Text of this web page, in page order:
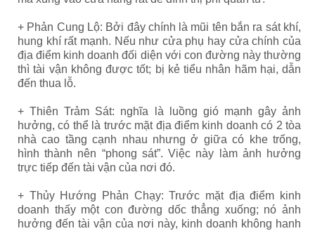
+ Phản Cung Lộ: Bởi đây chính là mũi tên bắn ra sát khí,
hung khí rất mạnh. Nếu như cửa phụ hay cửa chính của
địa điểm kinh doanh đối diện với con đường này thường
thì tài vận không được tốt; bị kẻ tiểu nhân hãm hại, dẫn
đến thua lỗ.
+ Thiên Trảm Sát: nghĩa là luồng gió mạnh gây ảnh
hưởng, có thể là trước mặt địa điểm kinh doanh có 2 tòa
nhà cao tầng cạnh nhau nhưng ở giữa có khe trống,
hình thành nên “phong sát”. Việc này làm ảnh hưởng
trực tiếp đến tài vận của nơi đó.
+ Thủy Hướng Phản Chạy: Trước mặt địa điểm kinh
doanh thấy một con đường dốc thẳng xuống; nó ảnh
hưởng đến tài vận của nơi này, kinh doanh không hanh